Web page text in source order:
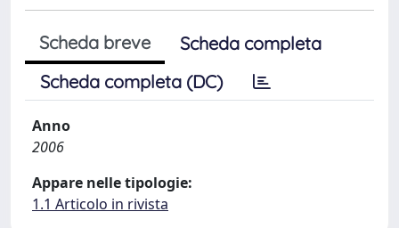
Scheda breve
Scheda completa
Scheda completa (DC)
Anno
2006
Appare nelle tipologie:
1.1 Articolo in rivista